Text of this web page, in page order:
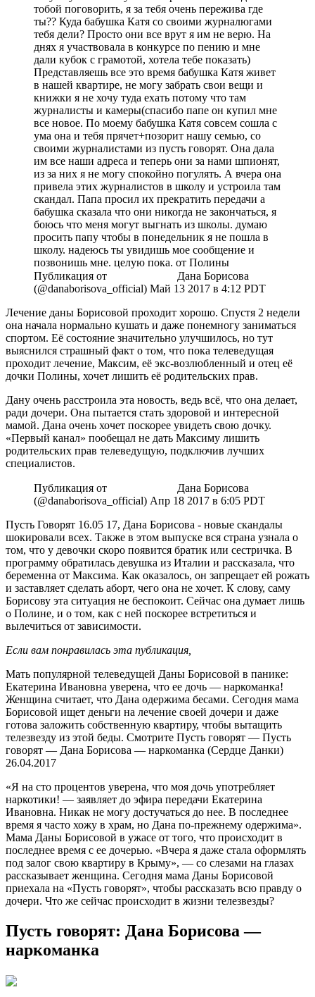
тобой поговорить, я за тебя очень пережива где
ты?? Куда бабушка Катя со своими журналюгами
тебя дели? Просто они все врут я им не верю. На
днях я участвовала в конкурсе по пению и мне
дали кубок с грамотой, хотела тебе показать)
Представляешь все это время бабушка Катя живет
в нашей квартире, не могу забрать свои вещи и
книжки я не хочу туда ехать потому что там
журналисты и камеры(спасибо папе он купил мне
все новое. По моему бабушка Катя совсем сошла с
ума она и тебя прячет+позорит нашу семью, со
своими журналистами из пусть говорят. Она дала
им все наши адреса и теперь они за нами шпионят,
из за них я не могу спокойно погулять. А вчера она
привела этих журналистов в школу и устроила там
скандал. Папа просил их прекратить передачи а
бабушка сказала что они никогда не закончаться, я
боюсь что меня могут выгнать из школы. думаю
просить папу чтобы в понедельник я не пошла в
школу. надеюсь ты увидишь мое сообщение и
позвонишь мне. целую пока. от Полины
Публикация от ⠀⠀⠀⠀⠀⠀⠀⠀Дана Борисова
(@danaborisova_official) Май 13 2017 в 4:12 PDT
Лечение даны Борисовой проходит хорошо. Спустя 2 недели
она начала нормально кушать и даже понемногу заниматься
спортом. Её состояние значительно улучшилось, но тут
выяснился страшный факт о том, что пока телеведущая
проходит лечение, Максим, её экс-возлюбленный и отец её
дочки Полины, хочет лишить её родительских прав.
Дану очень расстроила эта новость, ведь всё, что она делает,
ради дочери. Она пытается стать здоровой и интересной
мамой. Дана очень хочет поскорее увидеть свою дочку.
«Первый канал» пообещал не дать Максиму лишить
родительских прав телеведущую, подключив лучших
специалистов.
Публикация от ⠀⠀⠀⠀⠀⠀⠀⠀Дана Борисова
(@danaborisova_official) Апр 18 2017 в 6:05 PDT
Пусть Говорят 16.05 17, Дана Борисова - новые скандалы
шокировали всех. Также в этом выпуске вся страна узнала о
том, что у девочки скоро появится братик или сестричка. В
программу обратилась девушка из Италии и рассказала, что
беременна от Максима. Как оказалось, он запрещает ей рожать
и заставляет сделать аборт, чего она не хочет. К слову, саму
Борисову эта ситуация не беспокоит. Сейчас она думает лишь
о Полине, и о том, как с ней поскорее встретиться и
вылечиться от зависимости.
Если вам понравилась эта публикация,
Мать популярной телеведущей Даны Борисовой в панике:
Екатерина Ивановна уверена, что ее дочь — наркоманка!
Женщина считает, что Дана одержима бесами. Сегодня мама
Борисовой ищет деньги на лечение своей дочери и даже
готова заложить собственную квартиру, чтобы вытащить
телезвезду из этой беды. Смотрите Пусть говорят — Пусть
говорят — Дана Борисова — наркоманка (Сердце Данки)
26.04.2017
«Я на сто процентов уверена, что моя дочь употребляет
наркотики! — заявляет до эфира передачи Екатерина
Ивановна. Никак не могу достучаться до нее. В последнее
время я часто хожу в храм, но Дана по-прежнему одержима».
Мама Даны Борисовой в ужасе от того, что происходит в
последнее время с ее дочерью. «Вчера я даже стала оформлять
под залог свою квартиру в Крыму», — со слезами на глазах
рассказывает женщина. Сегодня мама Даны Борисовой
приехала на «Пусть говорят», чтобы рассказать всю правду о
дочери. Что же сейчас происходит в жизни телезвезды?
Пусть говорят: Дана Борисова —
наркоманка